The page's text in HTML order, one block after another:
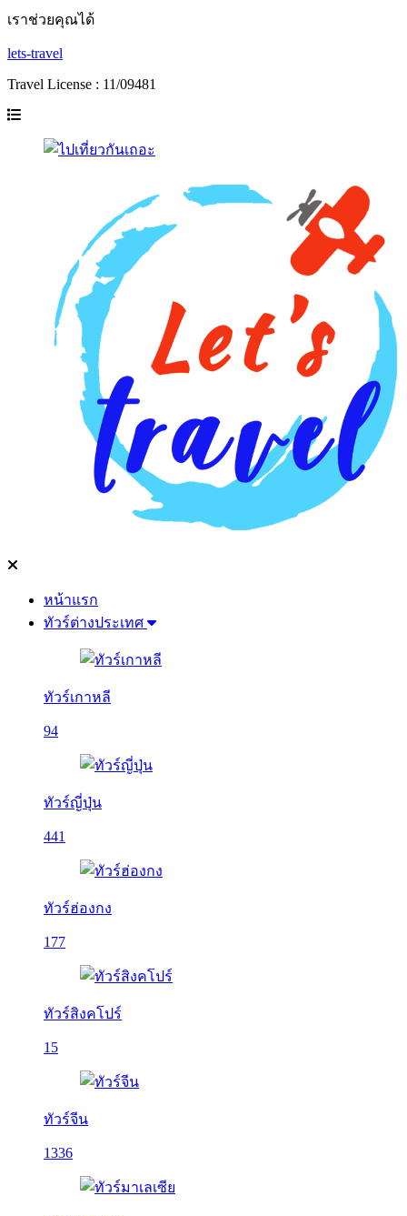
เราช่วยคุณได้
lets-travel
Travel License : 11/09481
หน้าแรก
ทัวร์ต่างประเทศ
ทัวร์เกาหลี
94
ทัวร์ญี่ปุ่น
441
ทัวร์ฮ่องกง
177
ทัวร์สิงคโปร์
15
ทัวร์จีน
1336